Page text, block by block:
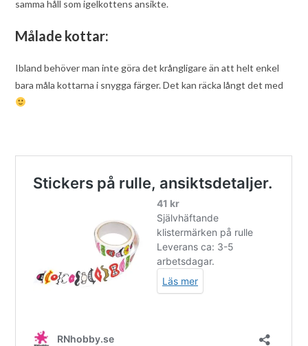
samma håll som igelkottens ansikte.
Målade kottar:
Ibland behöver man inte göra det krångligare än att helt enkel
bara måla kottarna i snygga färger. Det kan räcka långt det med